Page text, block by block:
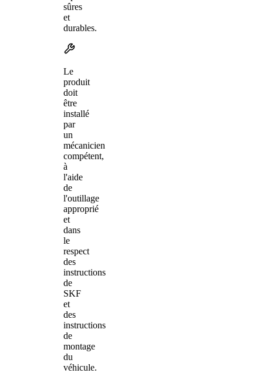
sûres
et
durables.
Le
produit
doit
être
installé
par
un
mécanicien
compétent,
à
l'aide
de
l'outillage
approprié
et
dans
le
respect
des
instructions
de
SKF
et
des
instructions
de
montage
du
véhicule.